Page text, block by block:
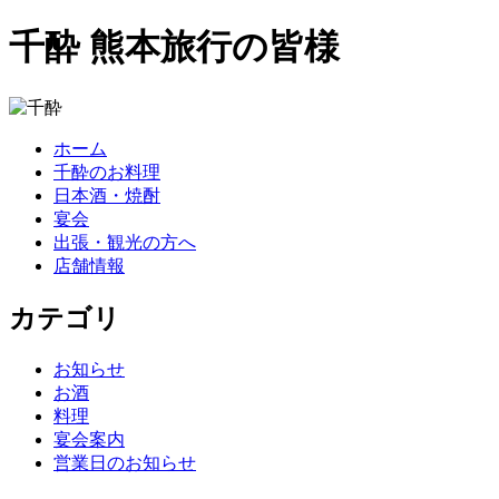
千酔 熊本旅行の皆様
ホーム
千酔のお料理
日本酒・焼酎
宴会
出張・観光の方へ
店舗情報
カテゴリ
お知らせ
お酒
料理
宴会案内
営業日のお知らせ